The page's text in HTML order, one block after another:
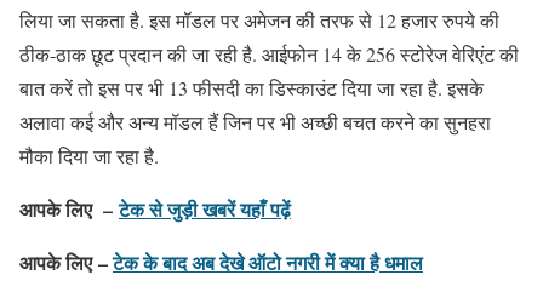
लिया जा सकता है. इस मॉडल पर अमेजन की तरफ से 12 हजार रुपये की
ठीक-ठाक छूट प्रदान की जा रही है. आईफोन 14 के 256 स्टोरेज वेरिएंट की
बात करें तो इस पर भी 13 फीसदी का डिस्काउंट दिया जा रहा है. इसके
अलावा कई और अन्य मॉडल हैं जिन पर भी अच्छी बचत करने का सुनहरा
मौका दिया जा रहा है.
आपके लिए –टेक से जुड़ी खबरें यहाँ पढ़ें
आपके लिए –टेक के बाद अब देखे ऑटो नगरी में क्या है धमाल